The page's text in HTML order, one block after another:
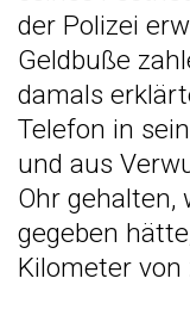
der Polizei
Geldbuße
damals
Telefon in
und aus
Ohr gehalten,
gegeben
Kilometer